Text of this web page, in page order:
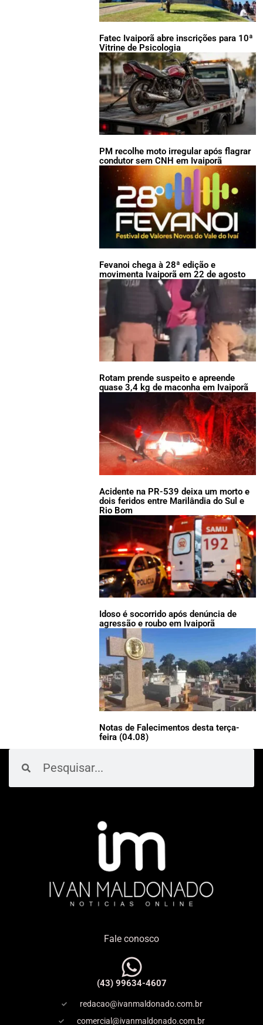
Fatec Ivaiporã abre inscrições para 10ª
Vitrine de Psicologia
PM recolhe moto irregular após flagrar
condutor sem CNH em Ivaiporã
Fevanoi chega à 28ª edição e
movimenta Ivaiporã em 22 de agosto
Rotam prende suspeito e apreende
quase 3,4 kg de maconha em Ivaiporã
Acidente na PR-539 deixa um morto e
dois feridos entre Marilândia do Sul e
Rio Bom
Idoso é socorrido após denúncia de
agressão e roubo em Ivaiporã
Notas de Falecimentos desta terça-
feira (04.08)
Fale conosco
(43) 99634-4607
redacao@ivanmaldonado.com.br
comercial@ivanmaldonado.com.br